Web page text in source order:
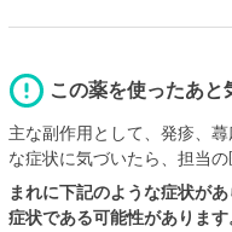
この薬を使ったあと
主な副作用として、発疹、
な症状に気づいたら、担当
まれに下記のような症状が
症状である可能性があります